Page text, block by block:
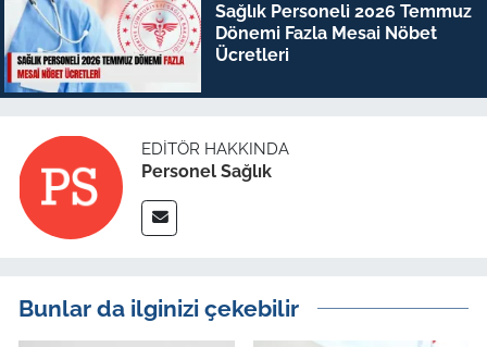
Sağlık Personeli 2026 Temmuz
Dönemi Fazla Mesai Nöbet
Ücretleri
EDITÖR HAKKINDA
Personel Sağlık
Bunlar da ilginizi çekebilir